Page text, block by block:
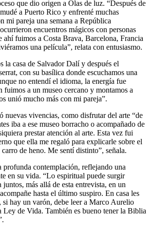
que dio origen a Olas de luz. “Después de
a Puerto Rico y enfrenté muchas
mi pareja una semana a República
encuentros mágicos con personas
ahí fuimos a Costa Brava, Barcelona, Francia
una película”, relata con entusiasmo.
la casa de Salvador Dalí y después el
con su basílica donde escuchamos una
no entendí el idioma, la energía fue
a un museo cercano y montamos a
unió mucho más con mi pareja”.
nuevas vivencias, como disfrutar del arte “de
iba a ese museo borracho o acompañado de
prestar atención al arte. Esta vez fui
que ella me regaló para explicarle sobre el
de heno. Me sentí distinto”, señala.
profunda contemplación, reflejando una
en su vida. “Lo espiritual puede surgir
más allá de esta entrevista, en un
hasta el último suspiro. En casa les
si hay un varón, debe leer a Marco Aurelio
Ley de Vida. También es bueno tener la Biblia